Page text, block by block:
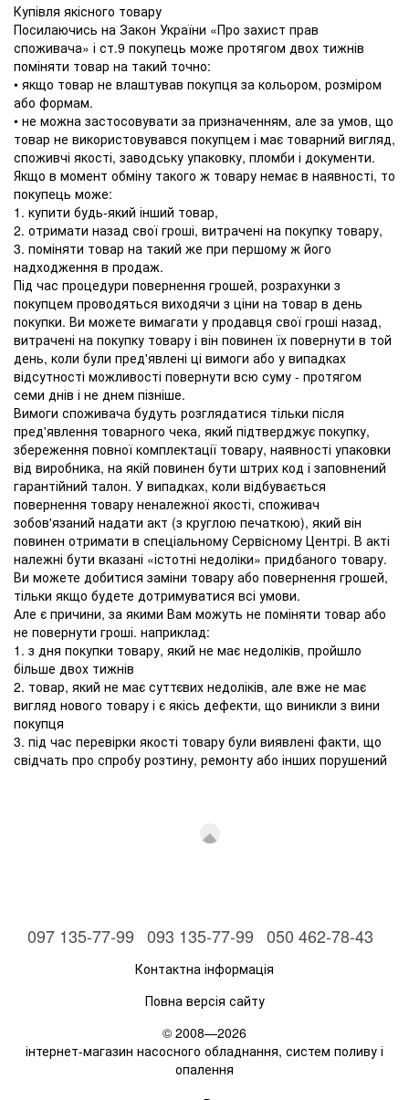
Купівля якісного товару
Посилаючись на Закон України «Про захист прав
споживача» і ст.9 покупець може протягом двох тижнів
поміняти товар на такий точно:
• якщо товар не влаштував покупця за кольором, розміром
або формам.
• не можна застосовувати за призначенням, але за умов, що
товар не використовувався покупцем і має товарний вигляд,
споживчі якості, заводську упаковку, пломби і документи.
Якщо в момент обміну такого ж товару немає в наявності, то
покупець може:
1. купити будь-який інший товар,
2. отримати назад свої гроші, витрачені на покупку товару,
3. поміняти товар на такий же при першому ж його
надходження в продаж.
Під час процедури повернення грошей, розрахунки з
покупцем проводяться виходячи з ціни на товар в день
покупки. Ви можете вимагати у продавця свої гроші назад,
витрачені на покупку товару і він повинен їх повернути в той
день, коли були пред'явлені ці вимоги або у випадках
відсутності можливості повернути всю суму - протягом
семи днів і не днем ​​пізніше.
Вимоги споживача будуть розглядатися тільки після
пред'явлення товарного чека, який підтверджує покупку,
збереження повної комплектації товару, наявності упаковки
від виробника, на якій повинен бути штрих код і заповнений
гарантійний талон. У випадках, коли відбувається
повернення товару неналежної якості, споживач
зобов'язаний надати акт (з круглою печаткою), який він
повинен отримати в спеціальному Сервісному Центрі. В акті
належні бути вказані «істотні недоліки» придбаного товару.
Ви можете добитися заміни товару або повернення грошей,
тільки якщо будете дотримуватися всі умови.
Але є причини, за якими Вам можуть не поміняти товар або
не повернути гроші. наприклад:
1. з дня покупки товару, який не має недоліків, пройшло
більше двох тижнів
2. товар, який не має суттєвих недоліків, але вже не має
вигляд нового товару і є якісь дефекти, що виникли з вини
покупця
3. під час перевірки якості товару були виявлені факти, що
свідчать про спробу розтину, ремонту або інших порушений
097 135-77-99 093 135-77-99 050 462-78-43
Контактна інформація
Повна версія сайту
© 2008—2026
інтернет-магазин насосного обладнання, систем поливу і
опалення